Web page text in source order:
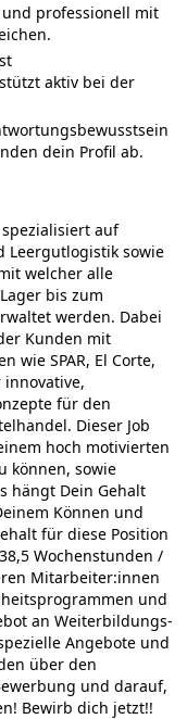
professionell mit
aktiv bei der
dein Profil ab.
spezialisiert auf
Leergutlogistik sowie
welcher alle
bis zum
werden. Dabei
Kunden mit
wie SPAR, El Corte,
für den
Dieser Job
hoch motivierten
können, sowie
hängt Dein Gehalt
Können und
für diese Position
Wochenstunden /
Mitarbeiter:innen
und
an Weiterbildungs-
Angebote und
über den
und darauf,
Bewirb dich jetzt!!